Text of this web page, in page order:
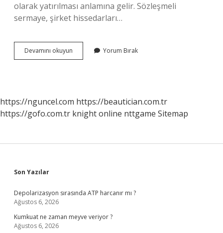
olarak yatırılması anlamına gelir. Sözleşmeli
sermaye, şirket hissedarları…
Devamını okuyun
Senedi
Yorum Bırak
https://nguncel.com https://beautician.com.tr
https://gofo.com.tr knight online nttgame Sitemap
Sidebar
Son Yazılar
Depolarizasyon sırasında ATP harcanır mı ?
Ağustos 6, 2026
Kumkuat ne zaman meyve veriyor ?
Ağustos 6, 2026